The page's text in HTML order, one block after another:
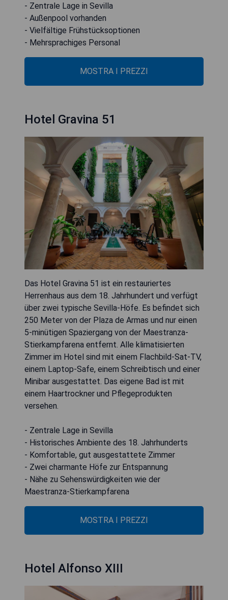
- Zentrale Lage in Sevilla
- Außenpool vorhanden
- Vielfältige Frühstücksoptionen
- Mehrsprachiges Personal
MOSTRA I PREZZI
Hotel Gravina 51
Das Hotel Gravina 51 ist ein restauriertes
Herrenhaus aus dem 18. Jahrhundert und verfügt
über zwei typische Sevilla-Höfe. Es befindet sich
250 Meter von der Plaza de Armas und nur einen
5-minütigen Spaziergang von der Maestranza-
Stierkampfarena entfernt. Alle klimatisierten
Zimmer im Hotel sind mit einem Flachbild-Sat-TV,
einem Laptop-Safe, einem Schreibtisch und einer
Minibar ausgestattet. Das eigene Bad ist mit
einem Haartrockner und Pflegeprodukten
versehen.
- Zentrale Lage in Sevilla
- Historisches Ambiente des 18. Jahrhunderts
- Komfortable, gut ausgestattete Zimmer
- Zwei charmante Höfe zur Entspannung
- Nähe zu Sehenswürdigkeiten wie der
Maestranza-Stierkampfarena
MOSTRA I PREZZI
Hotel Alfonso XIII